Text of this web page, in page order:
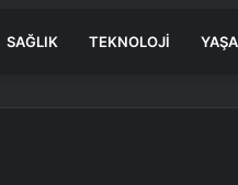
SAĞLIK TEKNOLOJI